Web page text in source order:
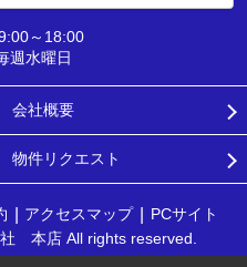
～18:00
週水曜日
会社概要
物件リクエスト
アクセスマップ
PCサイト
本店 All rights reserved.